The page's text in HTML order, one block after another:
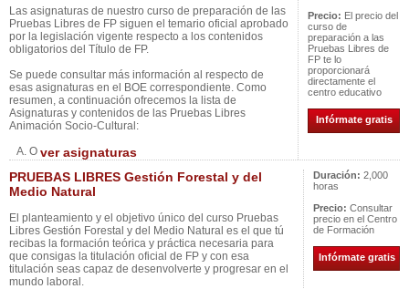
Las asignaturas de nuestro curso de preparación de las
Pruebas Libres de FP siguen el temario oficial aprobado
por la legislación vigente respecto a los contenidos
obligatorios del Título de FP.
Se puede consultar más información al respecto de
esas asignaturas en el BOE correspondiente. Como
resumen, a continuación ofrecemos la lista de
Asignaturas y contenidos de las Pruebas Libres
Animación Socio-Cultural:
A. O ver asignaturas
Precio: El precio del
curso de
preparación a las
Pruebas Libres de
FP te lo
proporcionará
directamente el
centro educativo
Infórmate gratis
PRUEBAS LIBRES Gestión Forestal y del
Medio Natural
El planteamiento y el objetivo único del curso Pruebas
Libres Gestión Forestal y del Medio Natural es el que tú
recibas la formación teórica y práctica necesaria para
que consigas la titulación oficial de FP y con esa
titulación seas capaz de desenvolverte y progresar en el
mundo laboral.
Duración: 2,000
horas
Precio: Consultar
precio en el Centro
de Formación
Infórmate gratis